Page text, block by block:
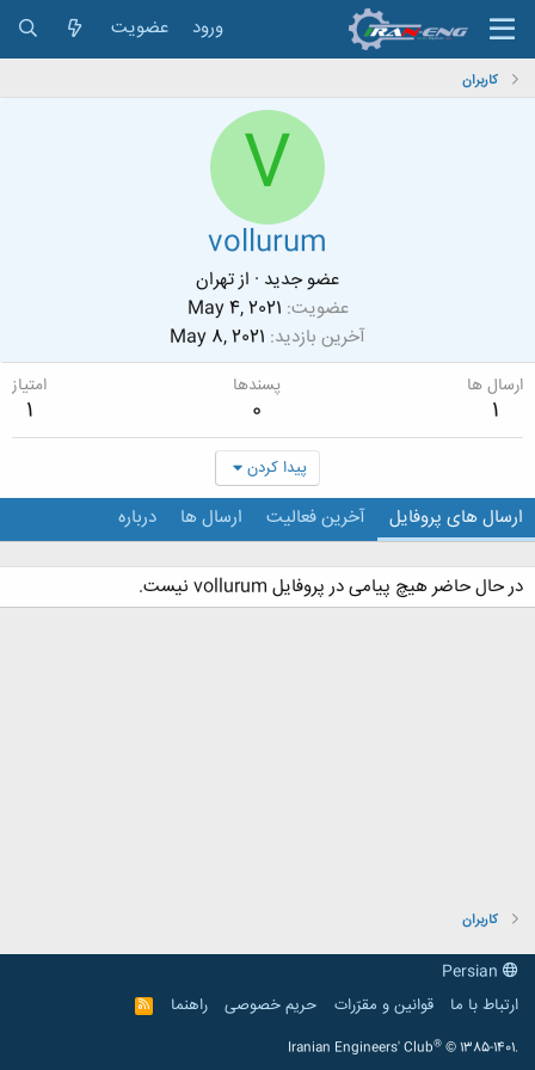
ورود عضویت
کاربران
V
vollurum
عضو جدید · ازتهران
عضویت May 4, 2021
آخرین بازدید May 8, 2021
ارسال ها
1
پسندها
0
امتیاز
1
پیدا کردن
ارسال های پروفایل آخرین فعالیت ارسال ها درباره
در حال حاضر هیچ پیامی در پروفایل vollurum نیست.
کاربران
ارتباط با ما
قوانین و مقرّرات حریم خصوصی راهنما
R
S
Iranian Engineers' Club® © 1385-1401.